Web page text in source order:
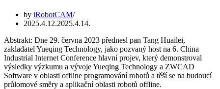
by iRobotCAM
2025.4.12.2025.4.14.
Abstrakt: Dne 29. června 2023 přednesl pan Tang Huailei,
zakladatel Yueqing Technology, jako pozvaný host na 6. China
Industrial Internet Conference hlavní projev, který demonstroval
výsledky výzkumu a vývoje Yueqing Technology a ZWCAD
Software v oblasti offline programování robotů a těší se na budoucí
průlomové směry a aplikační oblasti robotů offline.